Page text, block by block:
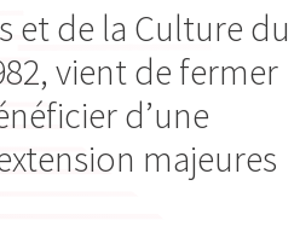
et de la Culture du
vient de fermer
d’une
majeures